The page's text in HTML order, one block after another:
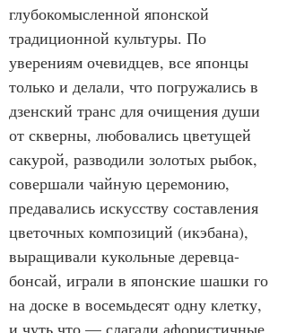
глубокомысленной японской
традиционной культуры. По
уверениям очевидцев, все японцы
только и делали, что погружались в
дзенский транс для очищения души
от скверны, любовались цветущей
сакурой, разводили золотых рыбок,
совершали чайную церемонию,
предавались искусству составления
цветочных композиций (икэбана),
выращивали кукольные деревца-
бонсай, играли в японские шашки го
на доске в восемьдесят одну клетку,
и чуть что — слагали афористичные